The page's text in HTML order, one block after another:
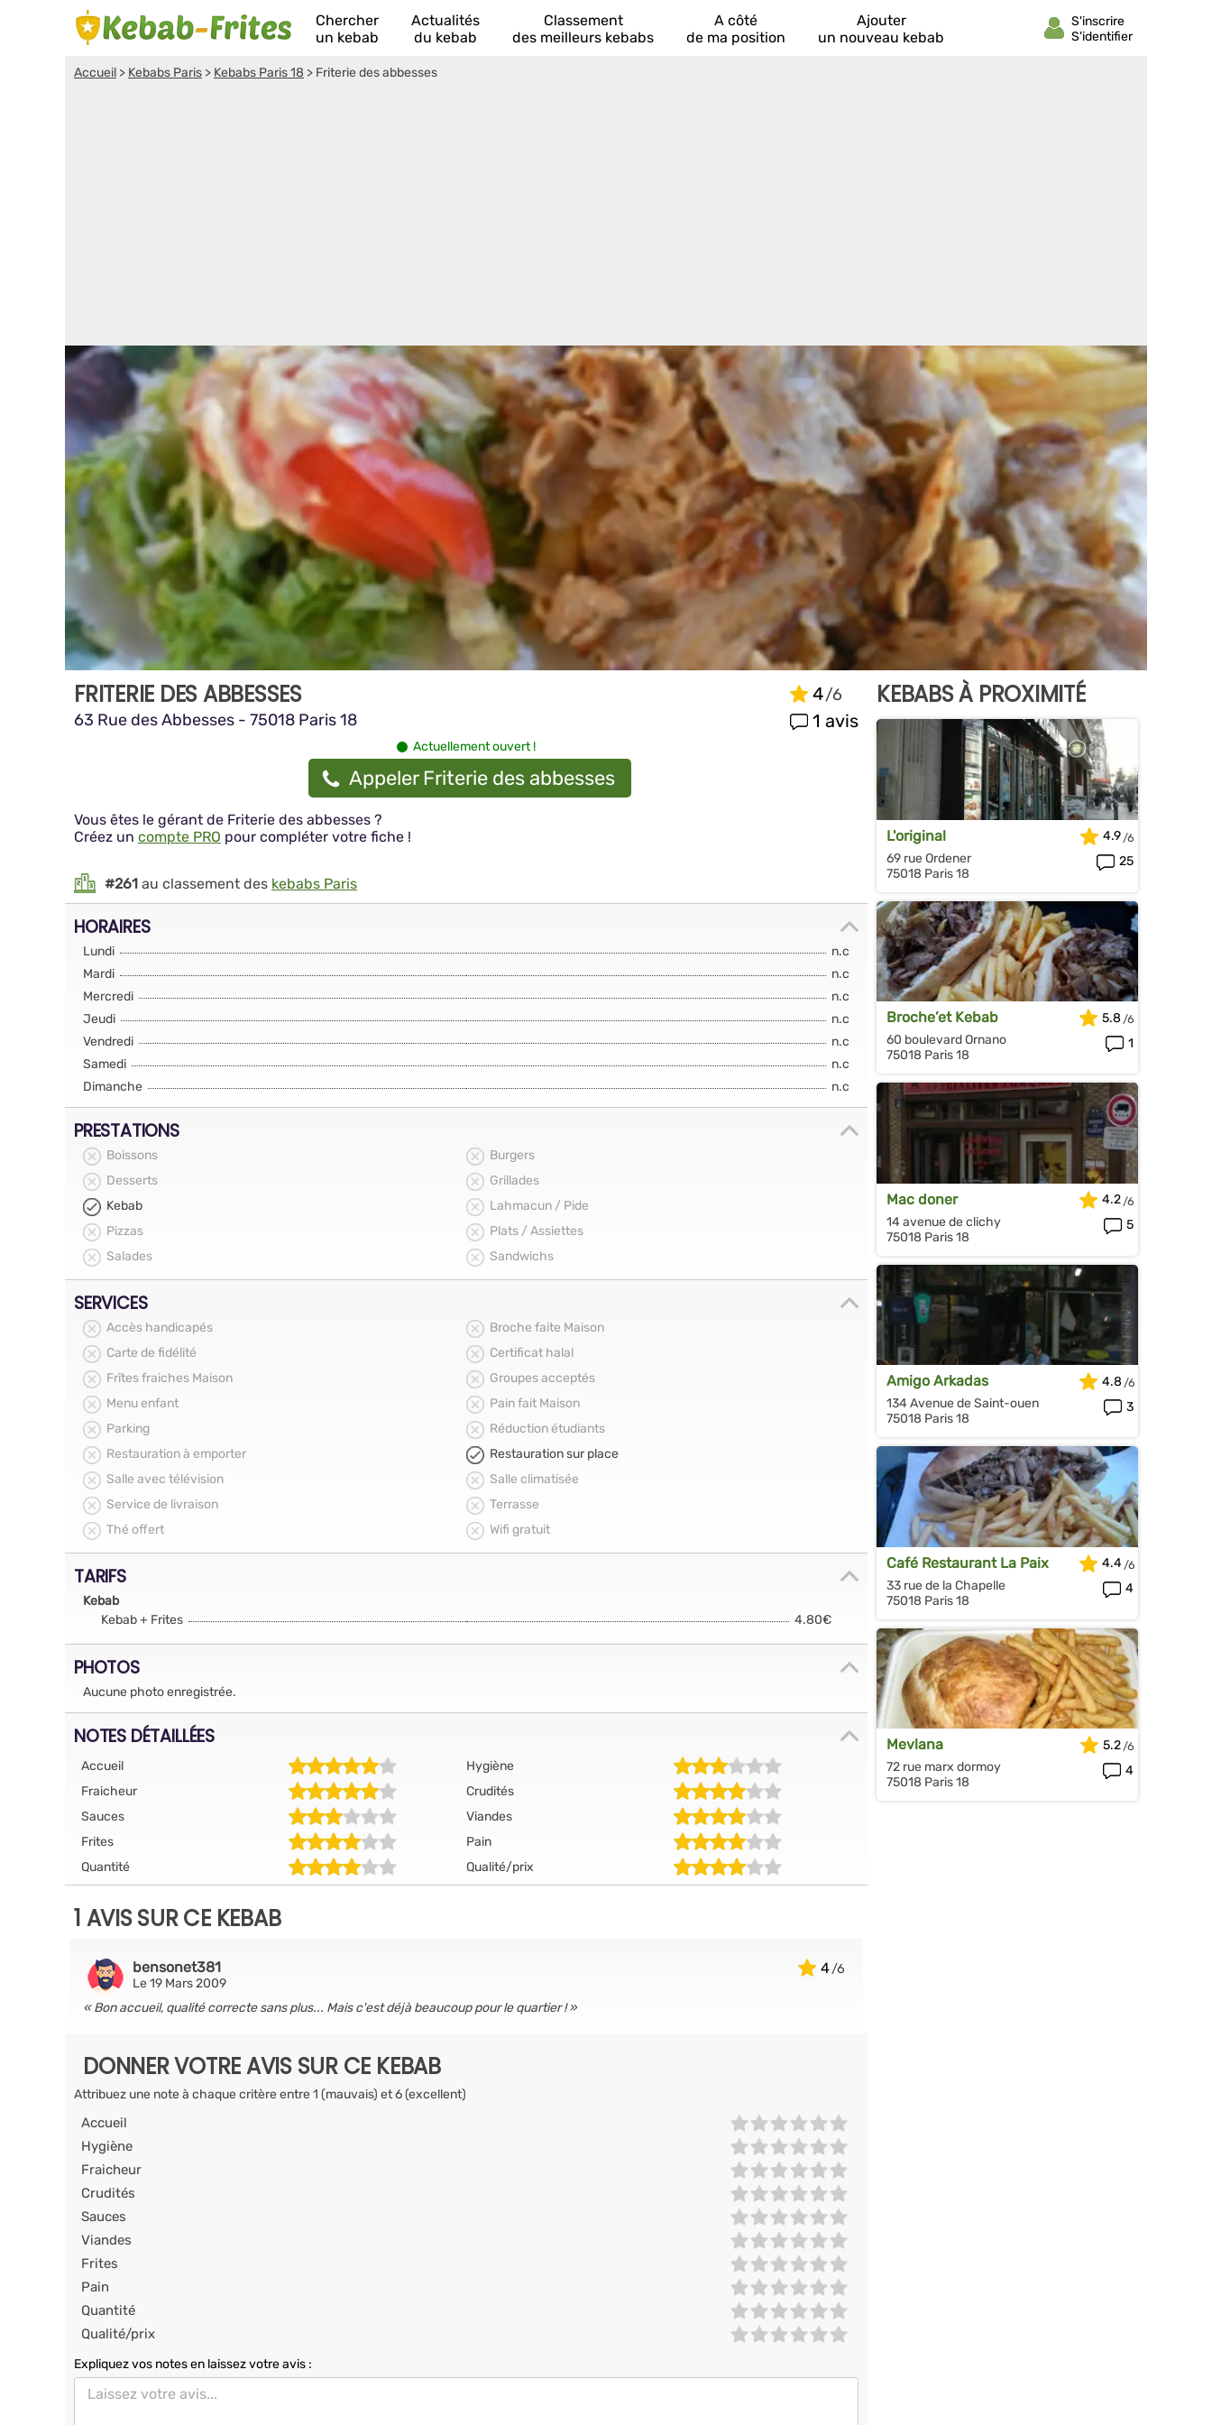
Chercher
un kebab
Actualités
du kebab
Classement
des meilleurs kebabs
A côté
de ma position
Ajouter
un nouveau kebab
Accueil > Kebabs Paris > Kebabs Paris 18 > Friterie des abbesses
FRITERIE DES ABBESSES
63 Rue des Abbesses - 75018 Paris 18
4
1 avis
Actuellement ouvert !
Appeler Friterie des abbesses
Vous êtes le gérant de Friterie des abbesses ?
Créez un compte PRO pour compléter votre fiche !
#261 au classement des kebabs Paris
HORAIRES
Lundi
n.c
Mardi
n.c
Mercredi
n.c
Jeudi
n.c
Vendredi
n.c
Samedi
n.c
Dimanche
n.c
PRESTATIONS
Boissons
Burgers
Desserts
Grillades
Kebab
Lahmacun / Pide
Pizzas
Plats / Assiettes
Salades
Sandwichs
SERVICES
Accès handicapés
Broche faite Maison
Carte de fidélité
Certificat halal
Frîtes fraiches Maison
Groupes acceptés
Menu enfant
Pain fait Maison
Parking
Réduction étudiants
Restauration à emporter
Restauration sur place
Salle avec télévision
Salle climatisée
Service de livraison
Terrasse
Thé offert
Wifi gratuit
TARIFS
Kebab
Kebab + Frites
4.80€
PHOTOS
Aucune photo enregistrée.
NOTES DÉTAILLÉES
Accueil
Hygiène
Fraicheur
Crudités
Sauces
Viandes
Frites
Pain
Quantité
Qualité/prix
1 AVIS SUR CE KEBAB
4
bensonet381
Le 19 Mars 2009
Bon accueil, qualité correcte sans plus... Mais c'est déjà beaucoup pour le quartier !
DONNER VOTRE AVIS SUR CE KEBAB
Attribuez une note à chaque critère entre 1 (mauvais) et 6 (excellent)
Accueil
Hygiène
Fraicheur
Crudités
Sauces
Viandes
Frites
Pain
Quantité
Qualité/prix
Expliquez vos notes en laissez votre avis :
KEBABS À PROXIMITÉ
L'original
69 rue Ordener
75018 Paris 18
4.9
25
Broche’et Kebab
60 boulevard Ornano
75018 Paris 18
5.8
1
Mac doner
14 avenue de clichy
75018 Paris 18
4.2
5
Amigo Arkadas
134 Avenue de Saint-ouen
75018 Paris 18
4.8
3
Café Restaurant La Paix
33 rue de la Chapelle
75018 Paris 18
4.4
4
Mevlana
72 rue marx dormoy
75018 Paris 18
5.2
4